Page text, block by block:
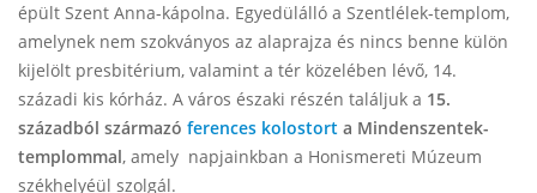
épült Szent Anna-kápolna. Egyedülálló a Szentlélek-templom,
amelynek nem szokványos az alaprajza és nincs benne külön
kijelölt presbitérium, valamint a tér közelében lévő, 14.
századi kis kórház. A város északi részén találjuk a 15.
századból származó ferences kolostort a Mindenszentek-
templommal, amely napjainkban a Honismereti Múzeum
székhelyéül szolgál.